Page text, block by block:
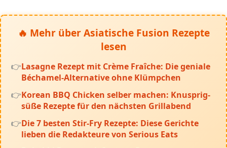
🔥 Mehr über Asiatische Fusion Rezepte
lesen
Lasagne Rezept mit Crème Fraîche: Die geniale
Béchamel-Alternative ohne Klümpchen
Korean BBQ Chicken selber machen: Knusprig-
süße Rezepte für den nächsten Grillabend
Die 7 besten Stir-Fry Rezepte: Diese Gerichte
lieben die Redakteure von Serious Eats